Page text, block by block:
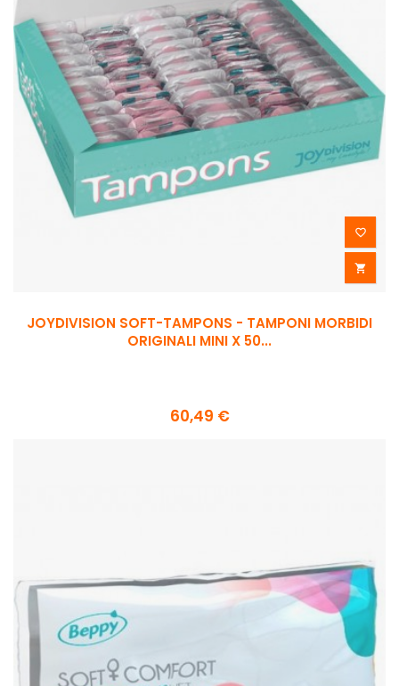


JOYDIVISION SOFT-TAMPONS - TAMPONI MORBIDI
ORIGINALI MINI X 50...
60,49 €